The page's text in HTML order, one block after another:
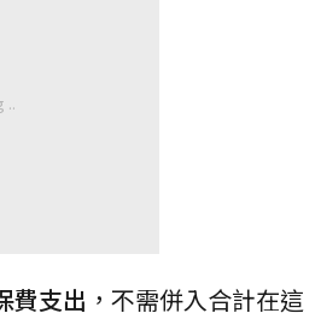
費支出 ，不需併入合計在這